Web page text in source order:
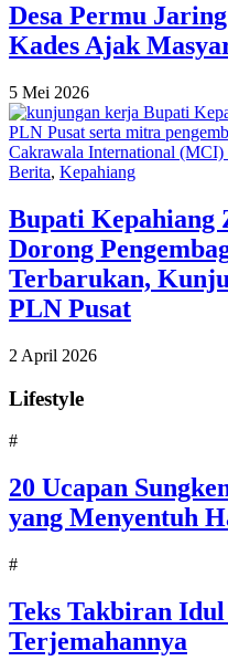
Desa Permu
Kades Ajak
5 Mei 2026
Berita, Kepahiang
Bupati Kepahiang
Dorong
Terbarukan,
PLN Pusat
2 April 2026
Lifestyle
#
20 Ucapan
yang Menyentuh
#
Teks Takbiran
Terjemahannya